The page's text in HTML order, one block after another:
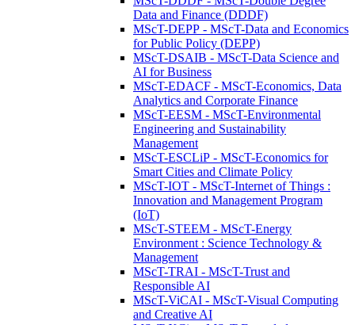
Data and Finance (DDDF)
MScT-DEPP - MScT-Data and Economics
for Public Policy (DEPP)
MScT-DSAIB - MScT-Data Science and
AI for Business
MScT-EDACF - MScT-Economics, Data
Analytics and Corporate Finance
MScT-EESM - MScT-Environmental
Engineering and Sustainability
Management
MScT-ESCLiP - MScT-Economics for
Smart Cities and Climate Policy
MScT-IOT - MScT-Internet of Things :
Innovation and Management Program
(IoT)
MScT-STEEM - MScT-Energy
Environment : Science Technology &
Management
MScT-TRAI - MScT-Trust and
Responsible AI
MScT-ViCAI - MScT-Visual Computing
and Creative AI